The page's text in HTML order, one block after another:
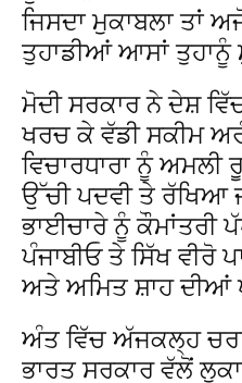
ਜਿਸਦਾ ਮੁਕਾਬਲਾ ਤਾਂ
ਤੁਹਾਡੀਆਂ ਆਸਾਂ ਤੁਹਾਨੂੰ
ਮੋਦੀ ਸਰਕਾਰ ਨੇ ਦੇਸ਼
ਖਰਚ ਕੇ ਵੱਡੀ ਸਕੀਮ
ਵਿਚਾਰਧਾਰਾ ਨੂੰ ਅਮਲੀ
ਉੱਚੀ ਪਦਵੀ ਤੇ ਰੱਖਿਆ
ਭਾਈਚਾਰੇ ਨੂੰ ਕੌਮਾਂਤਰੀ
ਪੰਜਾਬੀਓ ਤੇ ਸਿੱਖ ਵੀਰੋ
ਅਤੇ ਅਮਿਤ ਸ਼ਾਹ ਦੀਆਂ
ਅੰਤ ਵਿੱਚ ਅੱਜਕਲ੍ਹ
ਭਾਰਤ ਸਰਕਾਰ ਵੱਲੋਂ